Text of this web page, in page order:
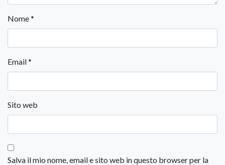
Nome*
Email*
Sito web
Salva il mio nome, email e sito web in questo browser per la